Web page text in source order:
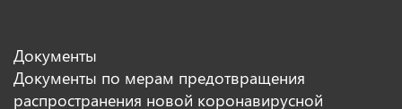
Документы
Документы по мерам предотвращения
распространения новой коронавирусной